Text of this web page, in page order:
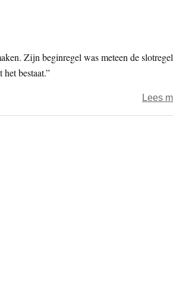
Zijn beginregel was meteen de
bestaat.”
Lees